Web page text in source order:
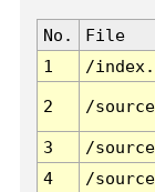
No. File
1
/
2 /
3 /
4
/